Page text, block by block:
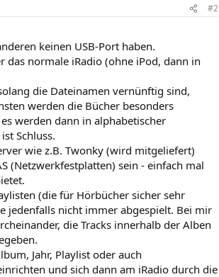
#2
keinen USB-Port haben.
das normale iRadio (ohne iPod, dann in
die Dateinamen vernünftig sind,
werden die Bücher besonders
werden dann in alphabetischer
Schluss.
wie z.B. Twonky (wird mitgeliefert)
(Netzwerkfestplatten) sein - einfach mal
(die für Hörbücher sicher sehr
jedenfalls nicht immer abgespielt. Bei mir
die Tracks innerhalb der Alben
Jahr, Playlist oder auch
und sich dann am iRadio durch die